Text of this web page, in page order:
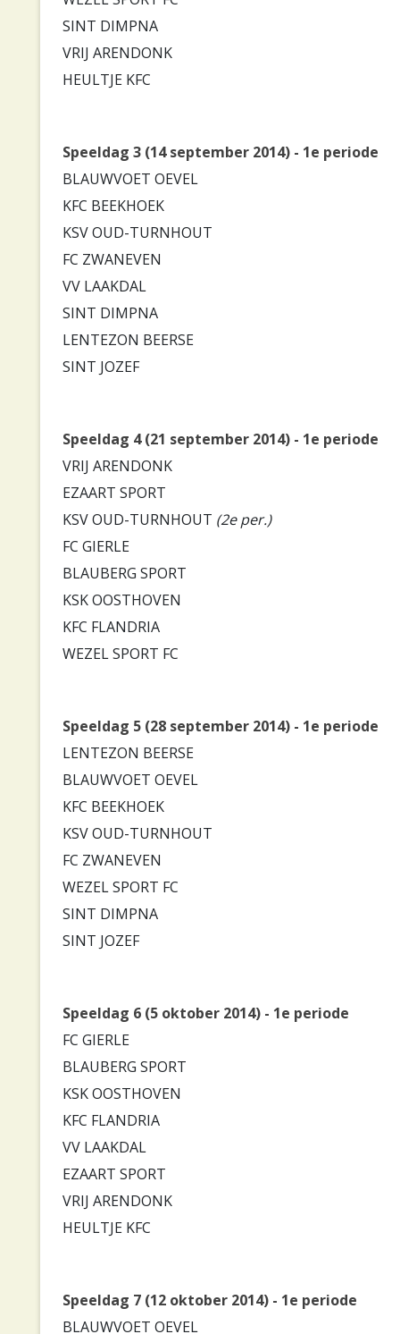
SINT DIMPNA
VRIJ ARENDONK
HEULTJE KFC
Speeldag 3 (14 september 2014) - 1e periode
BLAUWVOET OEVEL
KFC BEEKHOEK
KSV OUD-TURNHOUT
FC ZWANEVEN
VV LAAKDAL
SINT DIMPNA
LENTEZON BEERSE
SINT JOZEF
Speeldag 4 (21 september 2014) - 1e periode
VRIJ ARENDONK
EZAART SPORT
KSV OUD-TURNHOUT (2e per.)
FC GIERLE
BLAUBERG SPORT
KSK OOSTHOVEN
KFC FLANDRIA
WEZEL SPORT FC
Speeldag 5 (28 september 2014) - 1e periode
LENTEZON BEERSE
BLAUWVOET OEVEL
KFC BEEKHOEK
KSV OUD-TURNHOUT
FC ZWANEVEN
WEZEL SPORT FC
SINT DIMPNA
SINT JOZEF
Speeldag 6 (5 oktober 2014) - 1e periode
FC GIERLE
BLAUBERG SPORT
KSK OOSTHOVEN
KFC FLANDRIA
VV LAAKDAL
EZAART SPORT
VRIJ ARENDONK
HEULTJE KFC
Speeldag 7 (12 oktober 2014) - 1e periode
BLAUWVOET OEVEL